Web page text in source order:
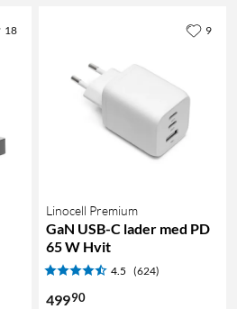
18
Linocell Premium
GaN USB-C lader med PD
65 W Hvit
4.5 (624)
49990
9